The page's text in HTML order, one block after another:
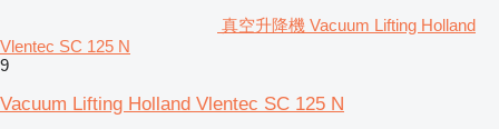
真空升降機 Vacuum Lifting Holland
Vlentec SC 125 N
9
Vacuum Lifting Holland Vlentec SC 125 N